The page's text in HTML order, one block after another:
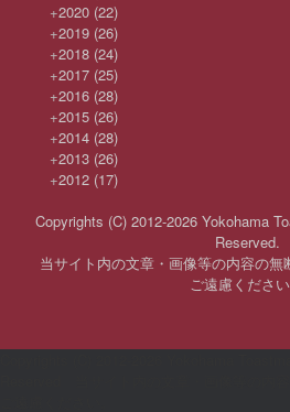
+2020 (22)
+2019 (26)
+2018 (24)
+2017 (25)
+2016 (28)
+2015 (26)
+2014 (28)
+2013 (26)
+2012 (17)
Copyrights (C) 2012-2026 Yokohama
Reserved.
当サイト内の文章・画像等の内容の
ご遠慮ください